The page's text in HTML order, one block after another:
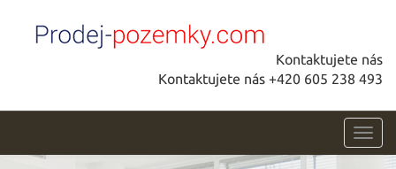
Kontaktujete nás
Kontaktujete nás +420 605 238 493